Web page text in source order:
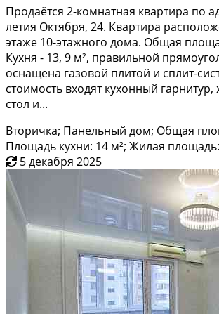
Продаётся 2-комнатная квартира по
летия Октября, 24. Квартира
этаже 10-этажного дома. Общая
Кухня - 13, 9 м², правильной
оснащена газовой плитой и сплит-
стоимость входят кухонный гарнитур,
стол и...
Вторичка; Панельный дом; Общая
Площадь кухни: 14 м²; Жилая
5 декабря 2025